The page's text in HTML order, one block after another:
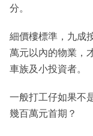
分。
細價樓標準，九成
萬元以內的物業，
車族及小投資者。
一般打工仔如果不
幾百萬元首期？